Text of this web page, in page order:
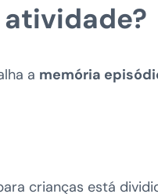
a memória
crianças está